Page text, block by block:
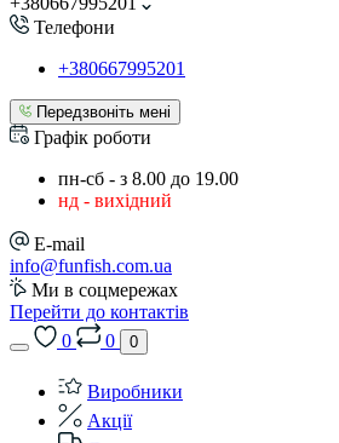
Телефони
+380667995201
Передзвоніть мені
Графік роботи
пн-сб - з 8.00 до 19.00
нд - вихідний
E-mail
info@funfish.com.ua
Ми в соцмережах
Перейти до контактів
0
0 0
Виробники
Акції